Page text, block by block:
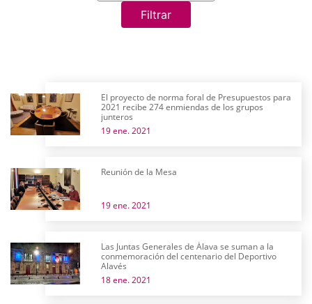
Filtrar
El proyecto de norma foral de Presupuestos para
2021 recibe 274 enmiendas de los grupos
junteros
19 ene. 2021
Reunión de la Mesa
19 ene. 2021
Las Juntas Generales de Álava se suman a la
conmemoración del centenario del Deportivo
Alavés
18 ene. 2021